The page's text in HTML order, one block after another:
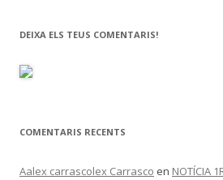
DEIXA ELS TEUS COMENTARIS!
COMENTARIS RECENTS
Aalex carrascolex Carrasco en NOTÍCIA